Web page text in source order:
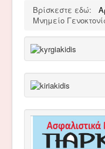
Βρίσκεστε εδώ:
Μνημείο